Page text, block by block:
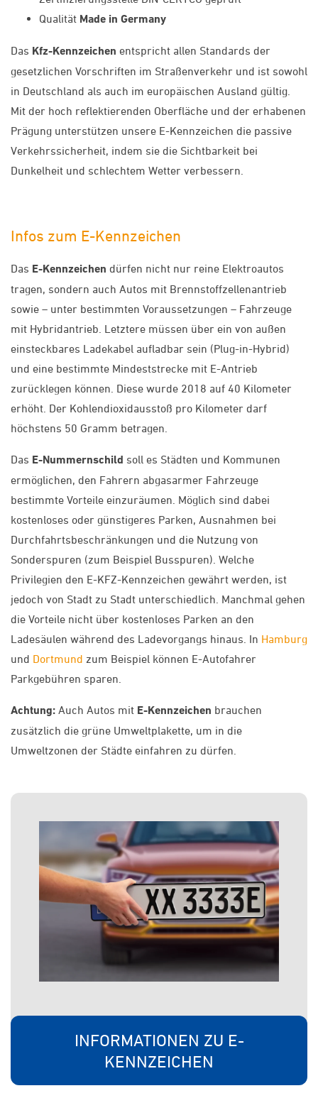
Qualität Made in Germany
Das Kfz-Kennzeichen entspricht allen Standards der
gesetzlichen Vorschriften im Straßenverkehr und ist sowohl
in Deutschland als auch im europäischen Ausland gültig.
Mit der hoch reflektierenden Oberfläche und der erhabenen
Prägung unterstützen unsere E-Kennzeichen die passive
Verkehrssicherheit, indem sie die Sichtbarkeit bei
Dunkelheit und schlechtem Wetter verbessern.
Infos zum E-Kennzeichen
Das E-Kennzeichen dürfen nicht nur reine Elektroautos
tragen, sondern auch Autos mit Brennstoffzellenantrieb
sowie – unter bestimmten Voraussetzungen – Fahrzeuge
mit Hybridantrieb. Letztere müssen über ein von außen
einsteckbares Ladekabel aufladbar sein (Plug-in-Hybrid)
und eine bestimmte Mindeststrecke mit E-Antrieb
zurücklegen können. Diese wurde 2018 auf 40 Kilometer
erhöht. Der Kohlendioxidausstoß pro Kilometer darf
höchstens 50 Gramm betragen.
Das E-Nummernschild soll es Städten und Kommunen
ermöglichen, den Fahrern abgasarmer Fahrzeuge
bestimmte Vorteile einzuräumen. Möglich sind dabei
kostenloses oder günstigeres Parken, Ausnahmen bei
Durchfahrtsbeschränkungen und die Nutzung von
Sonderspuren (zum Beispiel Busspuren). Welche
Privilegien den E-KFZ-Kennzeichen gewährt werden, ist
jedoch von Stadt zu Stadt unterschiedlich. Manchmal gehen
die Vorteile nicht über kostenloses Parken an den
Ladesäulen während des Ladevorgangs hinaus. In Hamburg
und Dortmund zum Beispiel können E-Autofahrer
Parkgebühren sparen.
Achtung: Auch Autos mit E-Kennzeichen brauchen
zusätzlich die grüne Umweltplakette, um in die
Umweltzonen der Städte einfahren zu dürfen.
INFORMATIONEN ZU E-
KENNZEICHEN